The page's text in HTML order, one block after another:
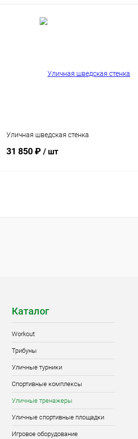
Уличная шведская стенка
31 850 ₽ / шт
Купить в 1 клик Сравнение
Каталог
Workout
Трибуны
Уличные турники
Спортивные комплексы
Уличные тренажеры
Уличные спортивные площадки
Игровое оборудование